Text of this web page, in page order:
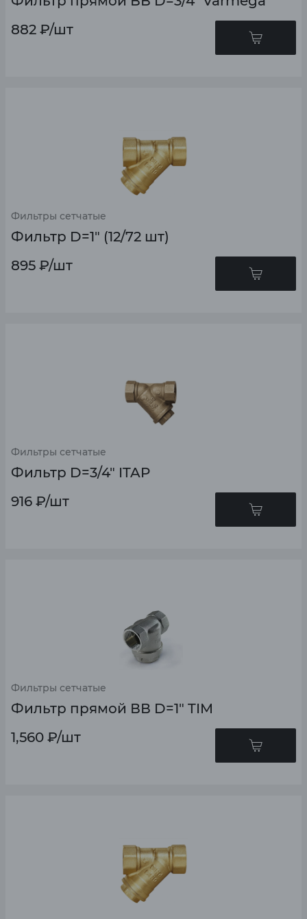
882 ₽/шт
Фильтры сетчатые
Фильтр D=1" (12/72 шт)
895 ₽/шт
Фильтры сетчатые
Фильтр D=3/4" ITAP
916 ₽/шт
Фильтры сетчатые
Фильтр прямой ВВ D=1" TIM
1,560 ₽/шт